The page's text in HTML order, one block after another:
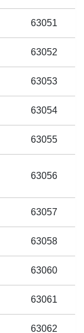
63051
63052
63053
63054
63055
63056
63057
63058
63060
63061
63062